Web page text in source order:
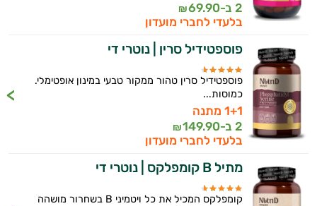
2 ב-
69.90
₪
בלעדי לחברי מועדון
פוספטידיל סרין | נוטרי די
פוספטידיל סרין טהור ממקור טבעי במינון אופטימלי.
כמוסות...
1+1 מתנה
2 ב-
149.90
₪
בלעדי לחברי מועדון
מתיל B קומפלקס | נוטרי די
קומפלקס המכיל את כל ויטמיני B בשחרור מושהה